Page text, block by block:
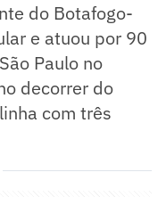
do Botafogo-
e atuou por 90
Paulo no
decorrer do
com três